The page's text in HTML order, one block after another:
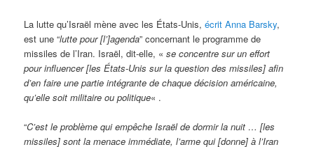
La lutte qu’Israël mène avec les États-Unis,écrit Anna Barsky,
est une “lutte pour [l’]agenda” concernant le programme de
missiles de l’Iran. Israël, dit-elle, «se concentre sur un effort
pour influencer [les États-Unis sur la question des missiles] afin
d’en faire une partie intégrante de chaque décision américaine,
qu’elle soit militaire ou politique« .
“C’est le problème qui empêche Israël de dormir la nuit … [les
missiles] sont la menace immédiate, l’arme qui [donne]à l’Iran